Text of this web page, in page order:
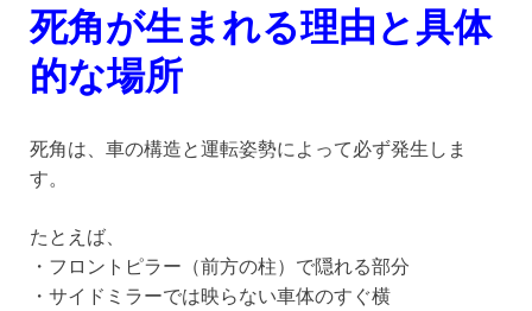
死角が生まれる理由と具体
的な場所
死角は、車の構造と運転姿勢によって必ず発生しま
す。
たとえば、
・フロントピラー（前方の柱）で隠れる部分
・サイドミラーでは映らない車体のすぐ横